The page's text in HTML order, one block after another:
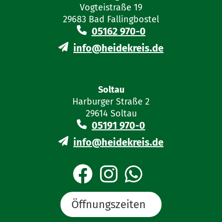
Vogteistraße 19
29683 Bad Fallingbostel
05162 970-0
info@heidekreis.de
Soltau
Harburger Straße 2
29614 Soltau
05191 970-0
info@heidekreis.de
Öffnungszeiten